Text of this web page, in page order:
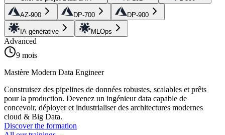
AZ-900 DP-700 DP-900
IA générative MLOps
Advanced
9 mois
Mastère Modern Data Engineer
Construisez des pipelines de données robustes, scalables et prêts
pour la production. Devenez un ingénieur data capable de
concevoir, déployer et industrialiser des architectures modernes
cloud & Big Data.
Discover the formation